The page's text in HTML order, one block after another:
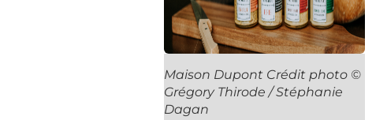
Maison Dupont Crédit photo ©
Grégory Thirode / Stéphanie
Dagan